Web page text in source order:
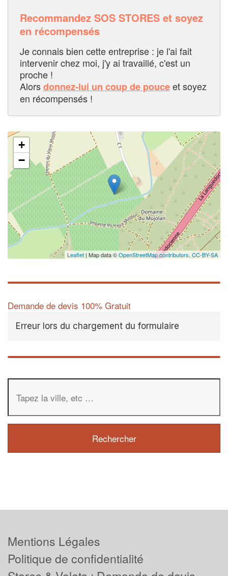
Recommandez SOS STORES et soyez
en récompensés
Je connais bien cette entreprise : je l'ai fait
intervenir chez moi, j'y ai travaillé, c'est un
proche !
Alorsdonnez-lui un coup de pouceet soyez
en récompensés !
+
−
Leaflet | Map data ©OpenStreetMap contributors, CC-BY-SA
Demande de devis 100% Gratuit
Erreur lors du chargement du formulaire
Mentions Légales
Politique de confidentialité